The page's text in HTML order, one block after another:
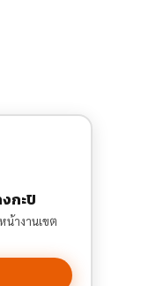
กะปิ
น้างานเขต